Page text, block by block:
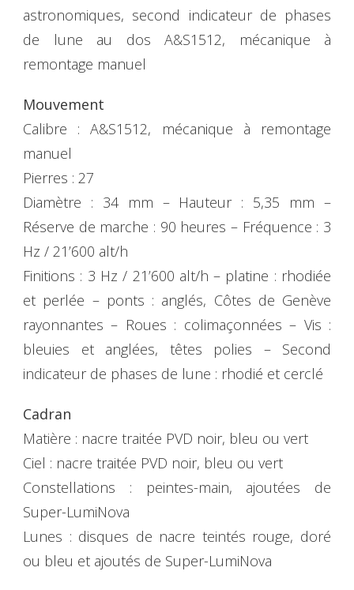
astronomiques, second indicateur de phases
de lune au dos A&S1512, mécanique à
remontage manuel
Mouvement
Calibre : A&S1512, mécanique à remontage
manuel
Pierres : 27
Diamètre : 34 mm – Hauteur : 5,35 mm –
Réserve de marche : 90 heures – Fréquence : 3
Hz / 21’600 alt/h
Finitions : 3 Hz / 21’600 alt/h – platine : rhodiée
et perlée – ponts : anglés, Côtes de Genève
rayonnantes – Roues : colimaçonnées – Vis :
bleuies et anglées, têtes polies – Second
indicateur de phases de lune : rhodié et cerclé
Cadran
Matière : nacre traitée PVD noir, bleu ou vert
Ciel : nacre traitée PVD noir, bleu ou vert
Constellations : peintes-main, ajoutées de
Super-LumiNova
Lunes : disques de nacre teintés rouge, doré
ou bleu et ajoutés de Super-LumiNova